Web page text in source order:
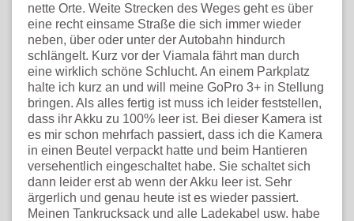
nette Orte. Weite Strecken des Weges geht es über
eine recht einsame Straße die sich immer wieder
neben, über oder unter der Autobahn hindurch
schlängelt. Kurz vor der Viamala fährt man durch
eine wirklich schöne Schlucht. An einem Parkplatz
halte ich kurz an und will meine GoPro 3+ in Stellung
bringen. Als alles fertig ist muss ich leider feststellen,
dass ihr Akku zu 100% leer ist. Bei dieser Kamera ist
es mir schon mehrfach passiert, dass ich die Kamera
in einen Beutel verpackt hatte und beim Hantieren
versehentlich eingeschaltet habe. Sie schaltet sich
dann leider erst ab wenn der Akku leer ist. Sehr
ärgerlich und genau heute ist es wieder passiert.
Meinen Tankrucksack und alle Ladekabel usw. habe